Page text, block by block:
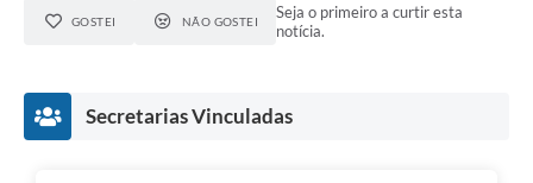
GOSTEI NÃO GOSTEI
Seja o primeiro a curtir esta
notícia.
Secretarias Vinculadas